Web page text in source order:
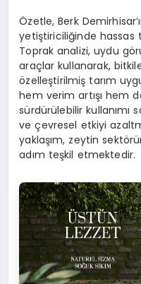
Özetle, Berk
yetiştiriciliğinde hassas
Toprak analizi, uydu
araçlar kullanarak,
özelleştirilmiş tarım
hem verim artışı hem
sürdürülebilir kullanımı
ve çevresel etkiyi
yaklaşım, zeytin
adım teşkil etmektedir.